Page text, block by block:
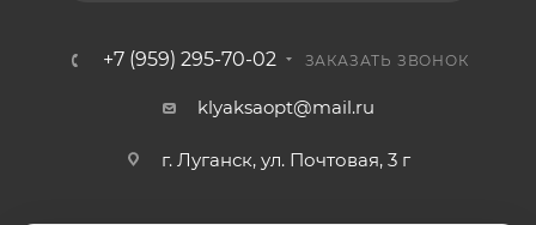
+7 (959) 295-70-02 ЗАКАЗАТЬ ЗВОНОК
klyaksaopt@mail.ru
г. Луганск, ул. Почтовая, 3 г